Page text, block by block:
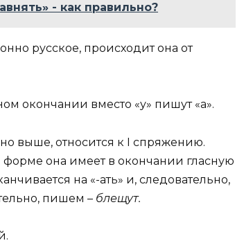
- как правильно?
русское, происходит она от
окончании вместо «у» пишут «а».
выше, относится к I спряжению.
она имеет в окончании гласную
на «-ать» и, следовательно,
пишем – блещут.